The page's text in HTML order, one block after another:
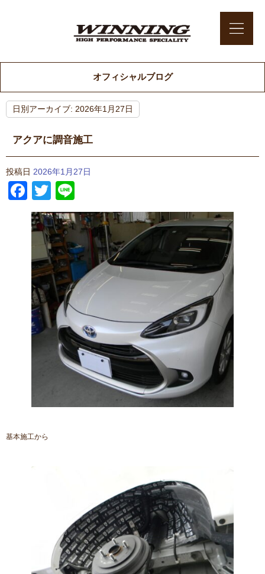
オフィシャルブログ
日別アーカイブ: 2026年1月27日
アクアに調音施工
投稿日 2026年1月27日
Facebook
Twitter
基本施工から